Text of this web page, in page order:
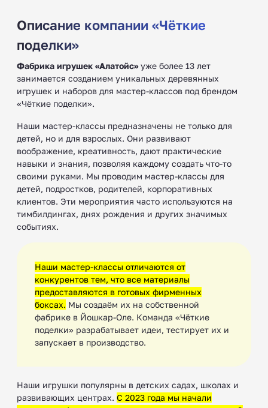
Описание компании «Чёткие
поделки»
Фабрика игрушек «Алатойс»уже более 13 лет
занимается созданием уникальных деревянных
игрушек и наборов для мастер-классов под брендом
«Чёткие поделки».
Наши мастер-классы предназначены не только для
детей, но и для взрослых. Они развивают
воображение, креативность, дают практические
навыки и знания, позволяя каждому создать что-то
своими руками. Мы проводим мастер-классы для
детей, подростков, родителей, корпоративных
клиентов. Эти мероприятия часто используются на
тимбилдингах, днях рождения и других значимых
событиях.
Наши мастер-классы отличаются от
конкурентов тем, что все материалы
предоставляются в готовых фирменных
боксах. Мы создаём их на собственной
фабрике в Йошкар-Оле. Команда «Чёткие
поделки» разрабатывает идеи, тестирует их и
запускает в производство.
Наши игрушки популярны в детских садах, школах и
развивающих центрах. С 2023 года мы начали